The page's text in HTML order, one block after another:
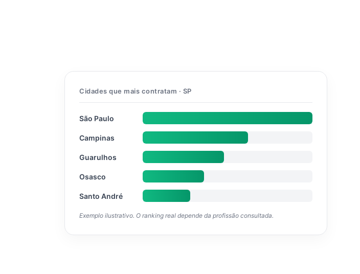
Cidades que mais contratam · SP
São Paulo
Campinas
Guarulhos
Osasco
Santo André
Exemplo ilustrativo. O ranking real depende da profissão consultada.